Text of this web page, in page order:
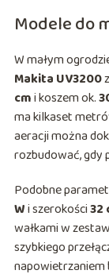
Modele do
W małym
Makita UV3200
cmi koszem ok.
ma kilkaset
aeracji można
rozbudować, gdy
Podobne
Wi szerokości32
wałkami w
szybkiego
napowietrzaniem